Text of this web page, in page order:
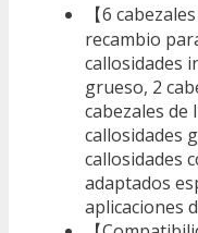
【6
recambio
callosidades
grueso, 2
cabezales de
callosidades
callosidades
adaptados
aplicaciones